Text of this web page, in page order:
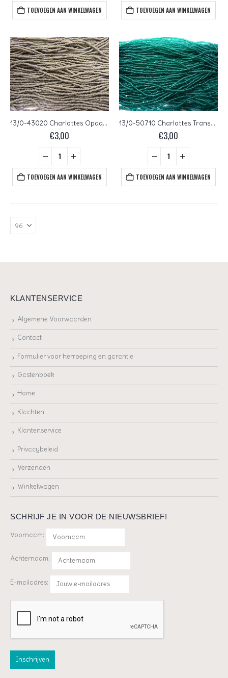
TOEVOEGEN AAN WINKELWAGEN TOEVOEGEN AAN WINKELWAGEN
13/0-43020 Charlottes Opaque Grey 10 gram
€3,00
TOEVOEGEN AAN WINKELWAGEN
13/0-50710 Charlottes Transparent Emerald 10 gram
€3,00
TOEVOEGEN AAN WINKELWAGEN
KLANTENSERVICE
Algemene Voorwaarden
Contact
Formulier voor herroeping en garantie
Gastenboek
Home
Klachten
Klantenservice
Privacybeleid
Verzenden
Winkelwagen
SCHRIJF JE IN VOOR DE NIEUWSBRIEF!
Voornaam:
Achternaam:
E-mailadres: